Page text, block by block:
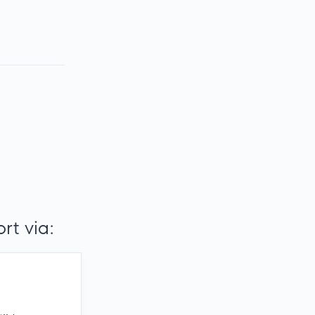
via: